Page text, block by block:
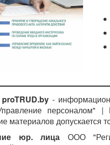
proTRUD.by -
материалов допускается
юр. лица ООО